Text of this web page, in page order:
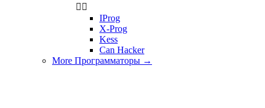
 
IProg
X-Prog
Kess
Can Hacker
More Программаторы →